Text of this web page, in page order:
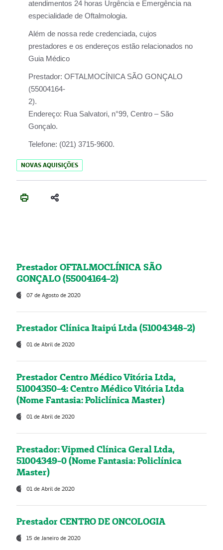
atendimentos 24 horas Urgência e Emergência na
especialidade de Oftalmologia.
Além de nossa rede credenciada, cujos
prestadores e os endereços estão relacionados no
Guia Médico
Prestador: OFTALMOCÍNICA SÃO GONÇALO
(55004164-
2).
Endereço: Rua Salvatori, n°99, Centro – São
Gonçalo.
Telefone: (021) 3715-9600.
NOVAS AQUISIÇÕES
Prestador OFTALMOCLÍNICA SÃO
GONÇALO (55004164-2)
07 de Agosto de 2020
Prestador Clínica Itaipú Ltda (51004348-2)
01 de Abril de 2020
Prestador Centro Médico Vitória Ltda,
51004350-4: Centro Médico Vitória Ltda
(Nome Fantasia: Policlínica Master)
01 de Abril de 2020
Prestador: Vipmed Clínica Geral Ltda,
51004349-0 (Nome Fantasia: Policlínica
Master)
01 de Abril de 2020
Prestador CENTRO DE ONCOLOGIA
15 de Janeiro de 2020